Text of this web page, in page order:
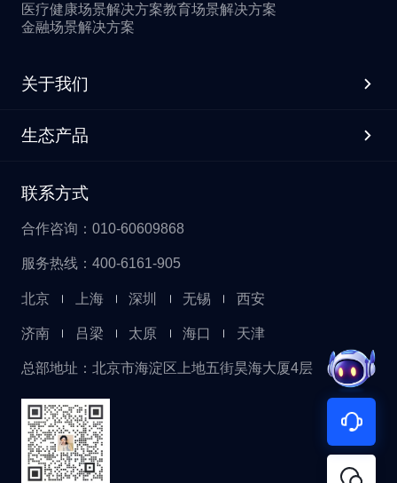
医疗健康场景解决方案教育场景解决方案
金融场景解决方案
关于我们
生态产品
联系方式
合作咨询：010-60609868
服务热线：400-6161-905
北京 上海 深圳 无锡 西安
济南 吕梁 太原 海口 天津
总部地址：北京市海淀区上地五街昊海大厦4层